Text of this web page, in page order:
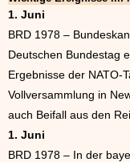
1. Juni
BRD 1978 –
Deutschen Bundestag
Ergebnisse der NATO-
Vollversammlung in
auch Beifall aus den
1. Juni
BRD 1978 – In der